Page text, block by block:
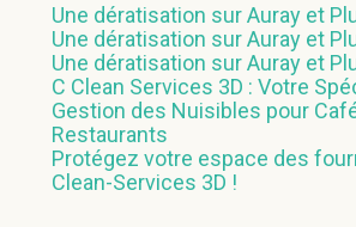
Une dératisation sur Auray et
Une dératisation sur Auray et
Une dératisation sur Auray et
C Clean Services 3D : Votre
Gestion des Nuisibles pour
Restaurants
Protégez votre espace des
Clean-Services 3D !